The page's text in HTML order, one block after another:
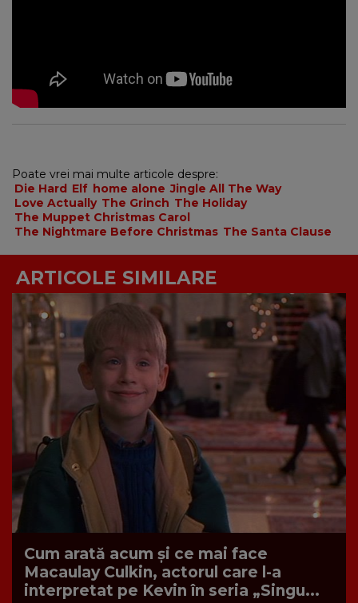
Poate vrei mai multe articole despre:
Die Hard Elf home alone Jingle All The Way
Love Actually The Grinch The Holiday
The Muppet Christmas Carol
The Nightmare Before Christmas The Santa Clause
ARTICOLE SIMILARE
Cum arată acum și ce mai face
Macaulay Culkin, actorul care l-a
interpretat pe Kevin în seria „Singu...